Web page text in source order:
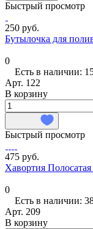
Быстрый просмотр
250 руб.
Бутылочка для
0
Есть в наличии:
Арт. 122
В корзину
Быстрый просмотр
475 руб.
Хавортия
0
Есть в наличии:
Арт. 209
В корзину